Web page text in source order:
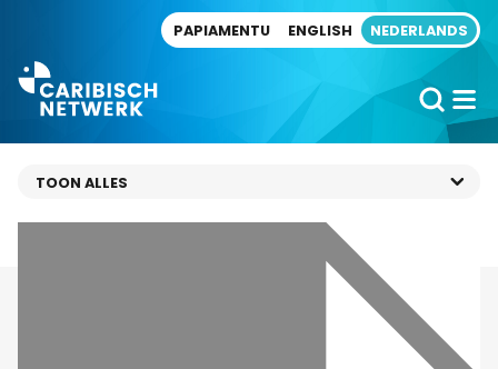
PAPIAMENTU ENGLISH NEDERLANDS